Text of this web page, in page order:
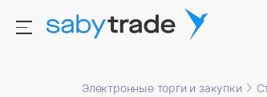
Электронные торги и закупки